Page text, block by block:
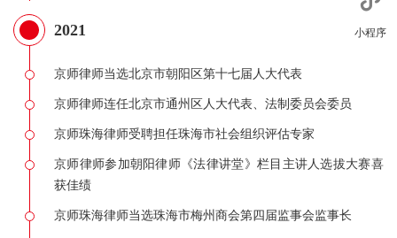
2021
京师律师当选北京市朝阳区第十七届人大代表
京师律师连任北京市通州区人大代表、法制委员会委员
京师珠海律师受聘担任珠海市社会组织评估专家
京师律师参加朝阳律师《法律讲堂》栏目主讲人选拔大赛喜
获佳绩
京师珠海律师当选珠海市梅州商会第四届监事会监事长
小程序
回到顶部